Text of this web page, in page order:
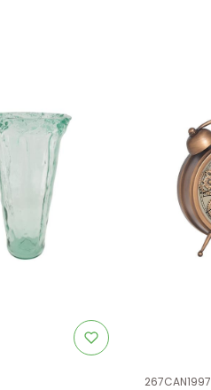
Kod produktu
267CAN1997